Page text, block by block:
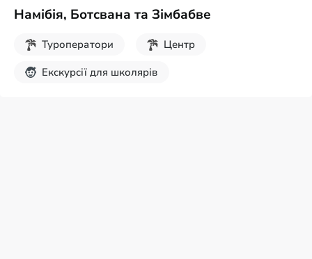
Намібія, Ботсвана та Зімбабве
Туроператори
Центр
Екскурсії для школярів